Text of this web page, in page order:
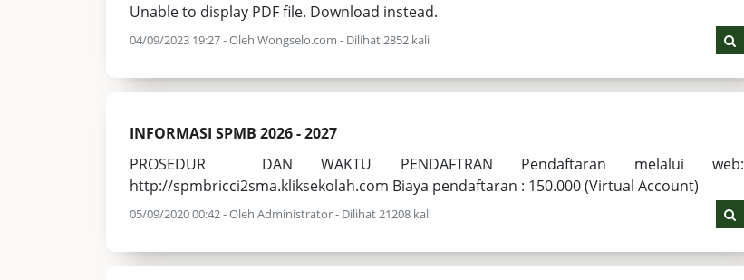
Unable to display PDF file. Download instead.
04/09/2023 19:27 - Oleh Wongselo.com - Dilihat 2852 kali
INFORMASI SPMB 2026 - 2027
PROSEDUR DAN WAKTU PENDAFTRAN Pendaftaran melalui web:
http://spmbricci2sma.kliksekolah.com Biaya pendaftaran : 150.000 (Virtual Account)
05/09/2020 00:42 - Oleh Administrator - Dilihat 21208 kali